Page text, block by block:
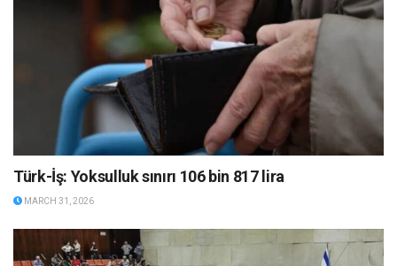
Türk-İş: Yoksulluk sınırı 106 bin 817 lira
MARCH 31, 2026